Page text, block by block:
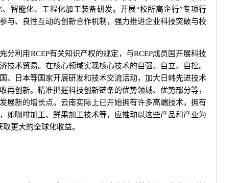
智能化、工程化加工装备研发。开展“校所高企行”专项行
与、良性互动的创新合作机制，强力推进企业科技突破与校
用RCEP有关知识产权的规定，与RCEP成员国开展科技
技术贸易。在核心领域实现核心技术的自强、自立、自控。
、日本等国家开展研发和技术交流活动，加大日韩先进技术
再创新。精准把握科技创新链条的优势领域、优势部分等，
展新的增长点。云南实际上已开始拥有许多高端技术，拥有
如咖啡加工、鲜果加工技术等，应推动以这些产品和产业为
更大的全球化收益。